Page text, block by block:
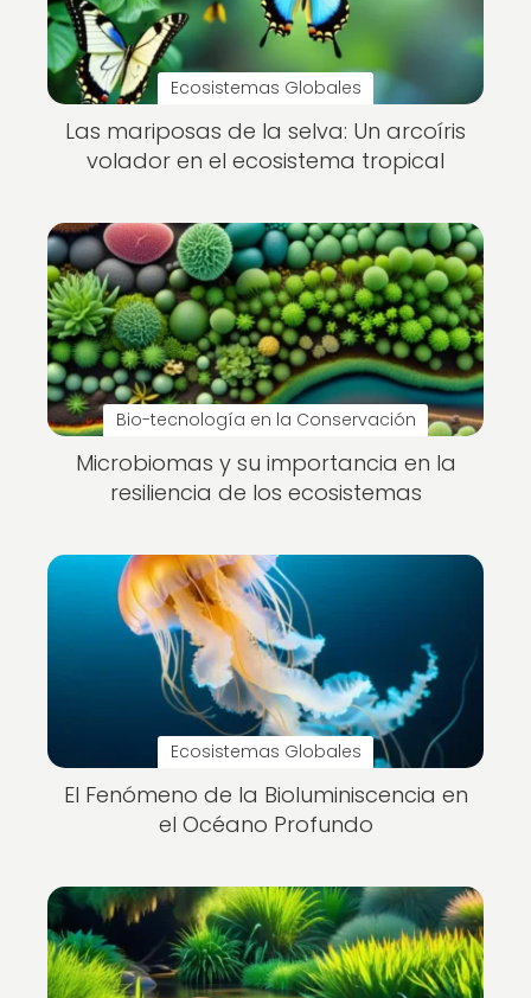
Ecosistemas Globales
Las mariposas de la selva: Un arcoíris
volador en el ecosistema tropical
Bio-tecnología en la Conservación
Microbiomas y su importancia en la
resiliencia de los ecosistemas
Ecosistemas Globales
El Fenómeno de la Bioluminiscencia en
el Océano Profundo